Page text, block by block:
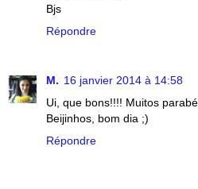
Bjs
Répondre
M. 16 janvier 2014 à 14:58
Ui, que bons!!!! Muitos
Beijinhos, bom dia ;)
Répondre